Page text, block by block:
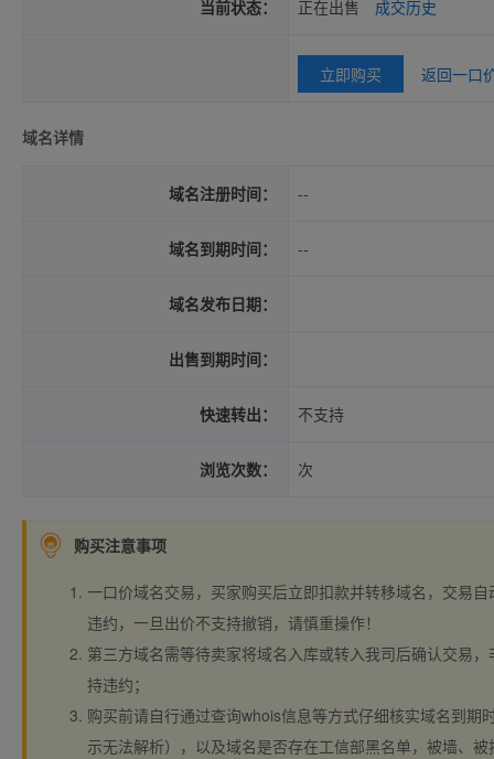
当前状态： 正在出售 成交历史
立即购买 返回一口
域名详情
域名注册时间： --
域名到期时间： --
域名发布日期：
出售到期时间：
快速转出： 不支持
浏览次数： 次
购买注意事项
一口价域名交易，买家购买后立即扣款并转移域名，交易
违约，一旦出价不支持撤销，请慎重操作！
第三方域名需等待卖家将域名入库或转入我司后确认交易
持违约；
购买前请自行通过查询whois信息等方式仔细核实域名到期
示无法解析），以及域名是否存在工信部黑名单，被墙、